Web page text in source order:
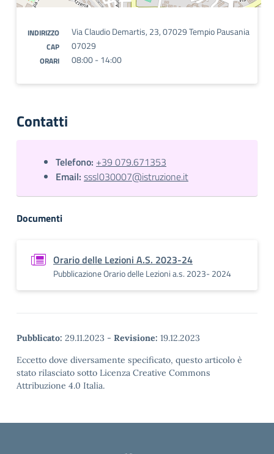
INDIRIZZO Via Claudio Demartis, 23, 07029 Tempio Pausania
CAP 07029
ORARI 08:00 - 14:00
Contatti
Telefono: +39 079.671353
Email: sssl030007@istruzione.it
Documenti
Orario delle Lezioni A.S. 2023-24
Pubblicazione Orario delle Lezioni a.s. 2023- 2024
Pubblicato: 29.11.2023 - Revisione: 19.12.2023
Eccetto dove diversamente specificato, questo articolo è
stato rilasciato sotto Licenza Creative Commons
Attribuzione 4.0 Italia.